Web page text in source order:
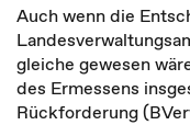
Auch wenn die
gleiche gewesen
des Ermessens
Rückforderung